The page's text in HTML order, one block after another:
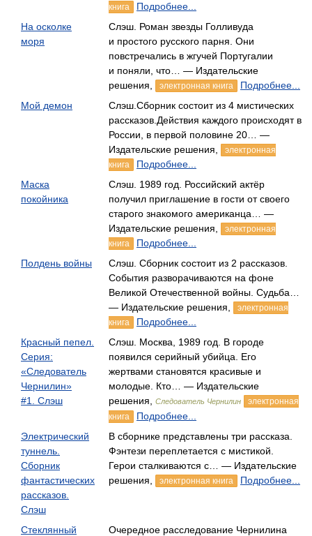
книга
Подробнее...
На осколке
моря
Слэш. Роман звезды Голливуда
и простого русского парня. Они
повстречались в жгучей Португалии
и поняли, что… — Издательские
решения,
электронная книга
Подробнее...
Мой демон
Слэш.Сборник состоит из 4 мистических
рассказов.Действия каждого происходят в
России, в первой половине 20… —
Издательские решения,
электронная
книга
Подробнее...
Маска
покойника
Слэш. 1989 год. Российский актёр
получил приглашение в гости от своего
старого знакомого американца… —
Издательские решения,
электронная
книга
Подробнее...
Полдень войны
Слэш. Сборник состоит из 2 рассказов.
События разворачиваются на фоне
Великой Отечественной войны. Судьба…
— Издательские решения,
электронная
книга
Подробнее...
Красный пепел.
Серия:
«Следователь
Чернилин»
#1. Слэш
Слэш. Москва, 1989 год. В городе
появился серийный убийца. Его
жертвами становятся красивые и
молодые. Кто… — Издательские
решения,
Следователь Чернилин
электронная
книга
Подробнее...
Электрический
туннель.
Сборник
фантастических
рассказов.
Слэш
В сборнике представлены три рассказа.
Фэнтези переплетается с мистикой.
Герои сталкиваются с… — Издательские
решения,
электронная книга Подробнее...
Стеклянный
Очередное расследование Чернилина